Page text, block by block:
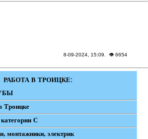
8-09-2024, 15:09 . 👁 6654
РАБОТА В ТРОИЦКЕ:
Троицке
С
монтажники, электрик